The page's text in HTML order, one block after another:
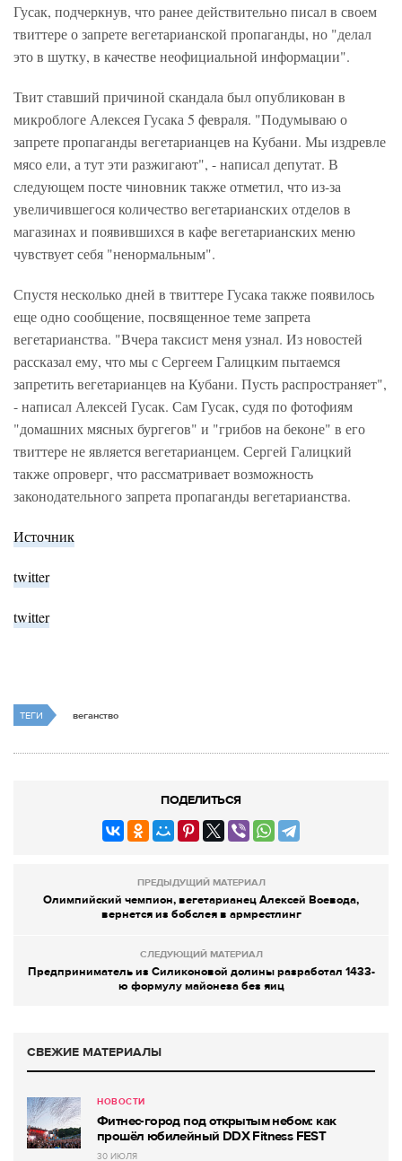
Гусак, подчеркнув, что ранее действительно писал в своем
твиттере о запрете вегетарианской пропаганды, но "делал
это в шутку, в качестве неофициальной информации".
Твит ставший причиной скандала был опубликован в
микроблоге Алексея Гусака 5 февраля. "Подумываю о
запрете пропаганды вегетарианцев на Кубани. Мы издревле
мясо ели, а тут эти разжигают", - написал депутат. В
следующем посте чиновник также отметил, что из-за
увеличившегося количество вегетарианских отделов в
магазинах и появившихся в кафе вегетарианских меню
чувствует себя "ненормальным".
Спустя несколько дней в твиттере Гусака также появилось
еще одно сообщение, посвященное теме запрета
вегетарианства. "Вчера таксист меня узнал. Из новостей
рассказал ему, что мы с Сергеем Галицким пытаемся
запретить вегетарианцев на Кубани. Пусть распространяет",
- написал Алексей Гусак. Сам Гусак, судя по фотофиям
"домашних мясных бургегов" и "грибов на беконе" в его
твиттере не является вегетарианцем. Сергей Галицкий
также опроверг, что рассматривает возможность
законодательного запрета пропаганды вегетарианства.
Источник
twitter
twitter
ТЕГИ веганство
ПОДЕЛИТЬСЯ
ПРЕДЫДУЩИЙ МАТЕРИАЛ
Олимпийский чемпион, вегетарианец Алексей Воевода,
вернется из бобслея в армрестлинг
СЛЕДУЮЩИЙ МАТЕРИАЛ
Предприниматель из Силиконовой долины разработал 1433-
ю формулу майонеза без яиц
СВЕЖИЕ МАТЕРИАЛЫ
НОВОСТИ
Фитнес-город под открытым небом: как
прошёл юбилейный DDX Fitness FEST
30 ИЮЛЯ